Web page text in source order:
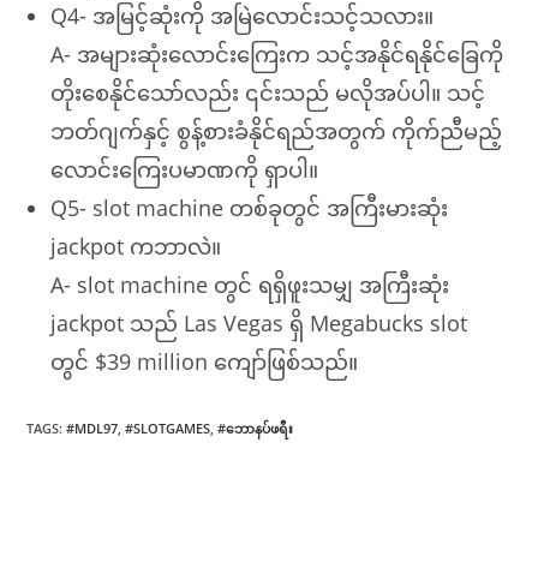
Q4- အမြင့်ဆုံးကို အမြဲလောင်းသင့်သလား။
A- အများဆုံးလောင်းကြေးက သင့်အနိုင်ရနိုင်ခြေကို
တိုးစေနိုင်သော်လည်း ၎င်းသည် မလိုအပ်ပါ။ သင့်
ဘတ်ဂျက်နှင့် စွန့်စားခံနိုင်ရည်အတွက် ကိုက်ညီမည့်
လောင်းကြေးပမာဏကို ရှာပါ။
Q5- slot machine တစ်ခုတွင် အကြီးမားဆုံး
jackpot ကဘာလဲ။
A- slot machine တွင် ရရှိဖူးသမျှ အကြီးဆုံး
jackpot သည် Las Vegas ရှိ Megabucks slot
တွင် $39 million ကျော်ဖြစ်သည်။
TAGS:#MDL97, #SLOTGAMES, #ဘောနပ်ဖရီး